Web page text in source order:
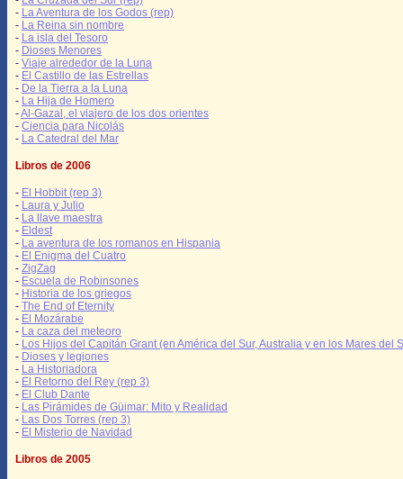
- La Aventura de los Godos (rep)
- La Reina sin nombre
- La isla del Tesoro
- Dioses Menores
- Viaje alrededor de la Luna
- El Castillo de las Estrellas
- De la Tierra a la Luna
- La Hija de Homero
-Al-Gazal, el viajero de los dos orientes
- Ciencia para Nicolás
- La Catedral del Mar
Libros de 2006
- El Hobbit (rep 3)
- Laura y Julio
- La llave maestra
- Eldest
- La aventura de los romanos en Hispania
- El Enigma del Cuatro
- ZigZag
- Escuela de Robinsones
- Historia de los griegos
- The End of Eternity
- El Mozárabe
- La caza del meteoro
- Los Hijos del Capitán Grant (en América del Sur, Australia y en los Mares del
- Dioses y legiones
- La Historiadora
- El Retorno del Rey (rep 3)
- El Club Dante
- Las Pirámides de Güimar: Mito y Realidad
- Las Dos Torres (rep 3)
- El Misterio de Navidad
Libros de 2005